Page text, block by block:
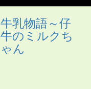
牛乳物語～仔
牛のミルクち
ゃん